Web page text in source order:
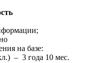
на базе:
– 3 года 10 мес.